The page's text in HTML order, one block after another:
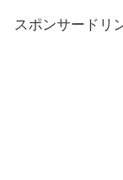
スポンサードリ